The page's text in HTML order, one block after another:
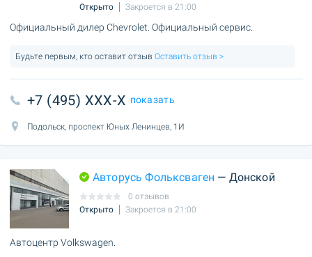
Открыто
Закроется в 21:00
Официальный дилер Chevrolet. Официальный сервис.
Будьте первым, кто оставит отзыв Оставить отзыв >
+7 (495) XXX-X показать
Подольск, проспект Юных Ленинцев, 1И
Авторусь Фольксваген — Донской
0 отзывов
Открыто
Закроется в 21:00
Автоцентр Volkswagen.